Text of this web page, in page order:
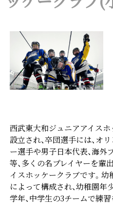
西武東大和ジュニアアイスホ
設立され、卒団選手には、オ
ー選手や男子日本代表、海
等、多くの名プレイヤーを輩
イスホッケークラブです。
によって構成され、幼稚園年
学年、中学生の3チームで練習